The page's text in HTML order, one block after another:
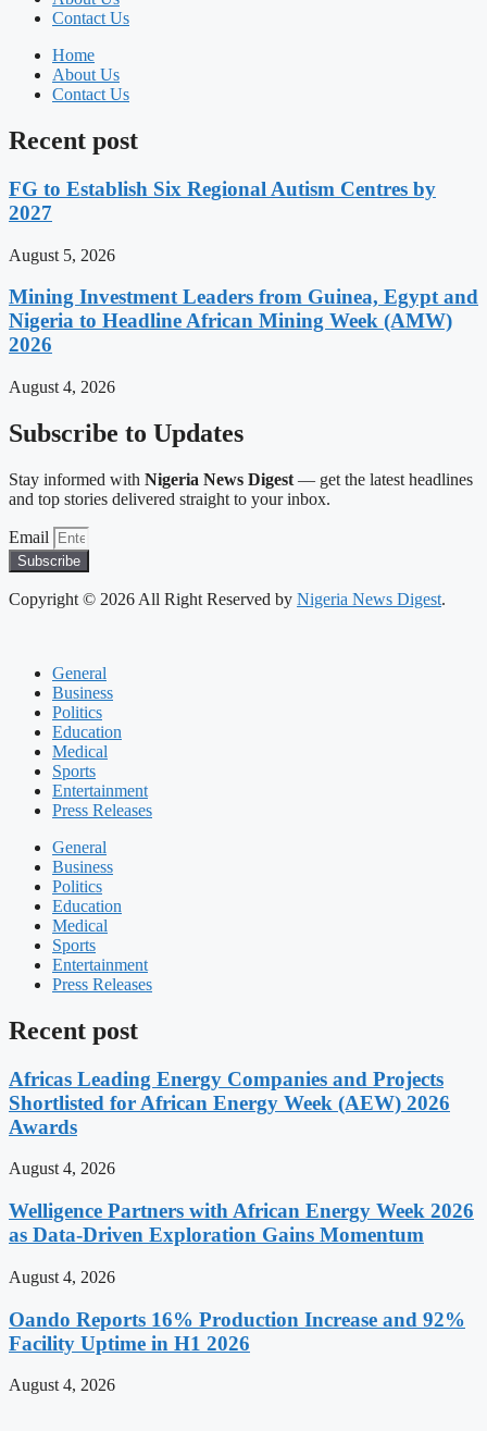
Contact Us
Home
About Us
Contact Us
Recent post
FG to Establish Six Regional Autism Centres by
2027
August 5, 2026
Mining Investment Leaders from Guinea, Egypt and
Nigeria to Headline African Mining Week (AMW)
2026
August 4, 2026
Subscribe to Updates
Stay informed with Nigeria News Digest — get the latest headlines
and top stories delivered straight to your inbox.
Email
Subscribe
Copyright © 2026 All Right Reserved by Nigeria News Digest.
General
Business
Politics
Education
Medical
Sports
Entertainment
Press Releases
General
Business
Politics
Education
Medical
Sports
Entertainment
Press Releases
Recent post
Africas Leading Energy Companies and Projects
Shortlisted for African Energy Week (AEW) 2026
Awards
August 4, 2026
Welligence Partners with African Energy Week 2026
as Data-Driven Exploration Gains Momentum
August 4, 2026
Oando Reports 16% Production Increase and 92%
Facility Uptime in H1 2026
August 4, 2026